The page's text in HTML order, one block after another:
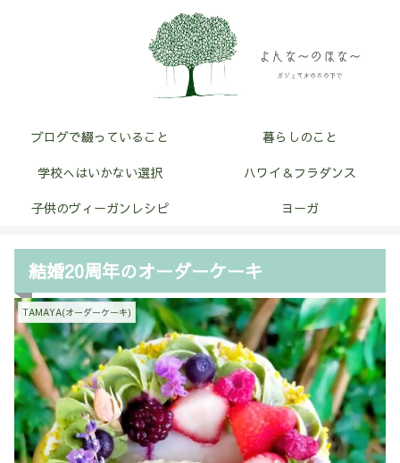
ブログで綴っていること
暮らしのこと
学校へはいかない選択
ハワイ＆フラダンス
子供のヴィーガンレシピ
ヨーガ
結婚20周年のオーダーケーキ
TAMAYA(オーダーケーキ)